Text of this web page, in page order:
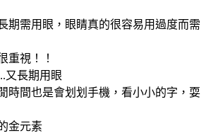
期需用眼，眼睛真的很容易用過度而需
重視！！
又長期用眼
時間也是會划划手機，看小小的字，耍
金元素